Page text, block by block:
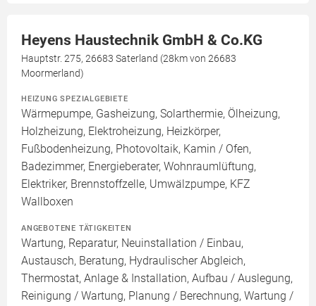
Heyens Haustechnik GmbH & Co.KG
Hauptstr. 275, 26683 Saterland (28km von 26683
Moormerland)
HEIZUNG SPEZIALGEBIETE
Wärmepumpe, Gasheizung, Solarthermie, Ölheizung,
Holzheizung, Elektroheizung, Heizkörper,
Fußbodenheizung, Photovoltaik, Kamin / Ofen,
Badezimmer, Energieberater, Wohnraumlüftung,
Elektriker, Brennstoffzelle, Umwälzpumpe, KFZ
Wallboxen
ANGEBOTENE TÄTIGKEITEN
Wartung, Reparatur, Neuinstallation / Einbau,
Austausch, Beratung, Hydraulischer Abgleich,
Thermostat, Anlage & Installation, Aufbau / Auslegung,
Reinigung / Wartung, Planung / Berechnung, Wartung /